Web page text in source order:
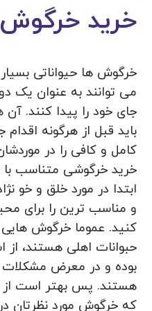
خرید خرگوش
خرگوش ها حیواناتی
می توانند به عنوان یک
جای خود را پیدا کنند.
باید قبل از هرگونه
کامل و کافی را در
خرید خرگوشی متناسب با
ابتدا در مورد خلق و خو
و مناسب ترین را برای
کنید. عموما خرگوش
حبوانات اهلی هستند، از
بوده و در معرض
هستند. پس بهتر است از
که خرگوش مورد نظرتان